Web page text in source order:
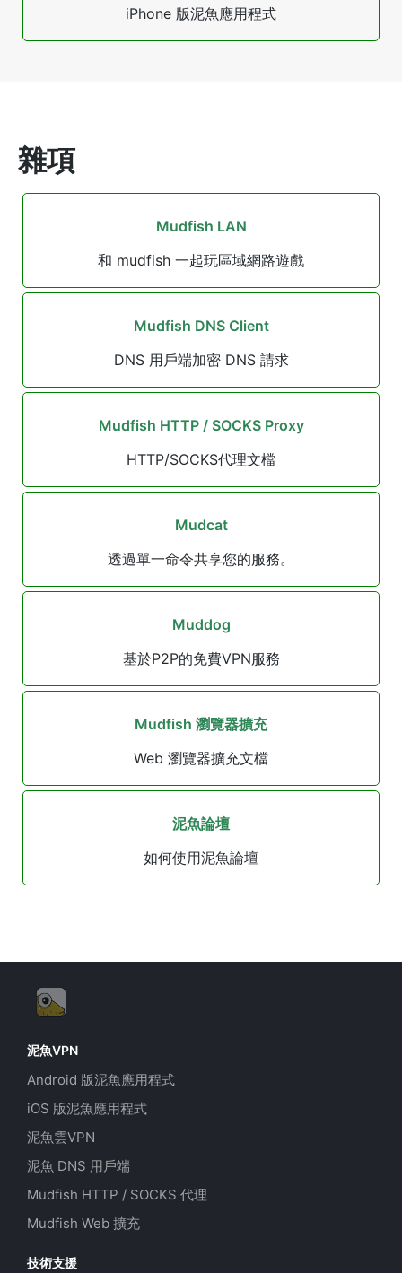
iPhone 版泥魚應用程式
雜項
Mudfish LAN
和 mudfish 一起玩區域網路遊戲
Mudfish DNS Client
DNS 用戶端加密 DNS 請求
Mudfish HTTP / SOCKS Proxy
HTTP/SOCKS代理文檔
Mudcat
透過單一命令共享您的服務。
Muddog
基於P2P的免費VPN服務
Mudfish 瀏覽器擴充
Web 瀏覽器擴充文檔
泥魚論壇
如何使用泥魚論壇
泥魚VPN
Android 版泥魚應用程式
iOS 版泥魚應用程式
泥魚雲VPN
泥魚 DNS 用戶端
Mudfish HTTP / SOCKS 代理
Mudfish Web 擴充
技術支援